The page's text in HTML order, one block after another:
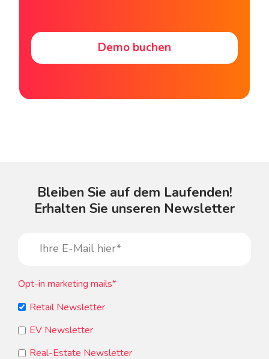
Demo buchen
Bleiben Sie auf dem Laufenden!
Erhalten Sie unseren Newsletter
Opt-in marketing mails*
Retail Newsletter
EV Newsletter
Real-Estate Newsletter